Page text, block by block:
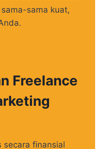
sama kuat,
Freelance
secara finansial